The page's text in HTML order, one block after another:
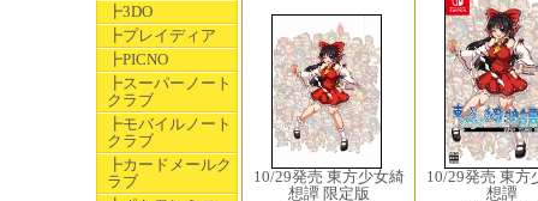
┣3DO
┣プレイディア
┣PICNO
┣スーパーノート
クラブ
┣モバイルノート
クラブ
┣カードメールク
ラブ
10/29発売 東方少女綺
想譚 限定版
10/29発売 東方
想譚